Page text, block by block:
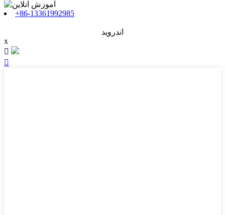
‎+86-13361992985‎
اندروید
x

